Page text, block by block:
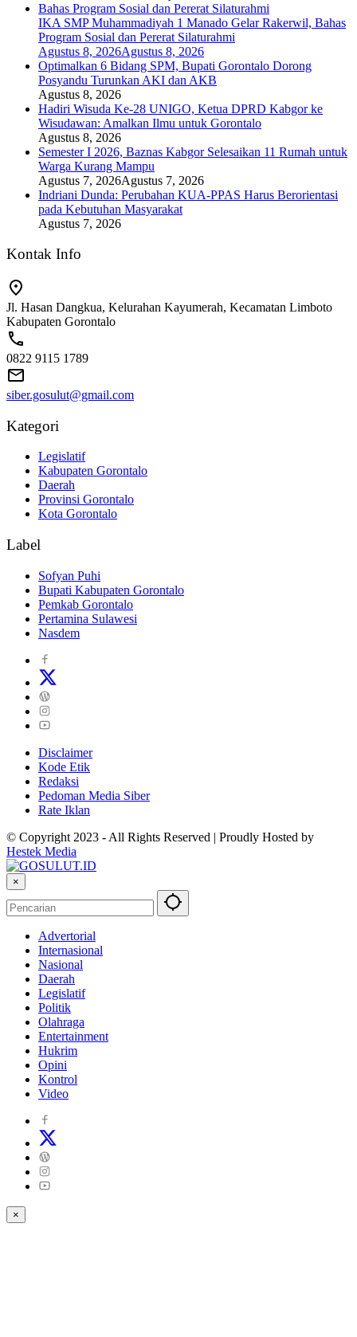
IKA SMP Muhammadiyah 1 Manado Gelar Rakerwil, Bahas
Program Sosial dan Pererat Silaturahmi
Agustus 8, 2026Agustus 8, 2026
Optimalkan 6 Bidang SPM, Bupati Gorontalo Dorong
Posyandu Turunkan AKI dan AKB
Agustus 8, 2026
Hadiri Wisuda Ke-28 UNIGO, Ketua DPRD Kabgor ke
Wisudawan: Amalkan Ilmu untuk Gorontalo
Agustus 8, 2026
Semester I 2026, Baznas Kabgor Selesaikan 11 Rumah untuk
Warga Kurang Mampu
Agustus 7, 2026Agustus 7, 2026
Indriani Dunda: Perubahan KUA-PPAS Harus Berorientasi
pada Kebutuhan Masyarakat
Agustus 7, 2026
Kontak Info
Jl. Hasan Dangkua, Kelurahan Kayumerah, Kecamatan Limboto
Kabupaten Gorontalo
0822 9115 1789
siber.gosulut@gmail.com
Kategori
Legislatif
Kabupaten Gorontalo
Daerah
Provinsi Gorontalo
Kota Gorontalo
Label
Sofyan Puhi
Bupati Kabupaten Gorontalo
Pemkab Gorontalo
Pertamina Sulawesi
Nasdem
Disclaimer
Kode Etik
Redaksi
Pedoman Media Siber
Rate Iklan
© Copyright 2023 - All Rights Reserved | Proudly Hosted by
Hestek Media
×
Advertorial
Internasional
Nasional
Daerah
Legislatif
Politik
Olahraga
Entertainment
Hukrim
Opini
Kontrol
Video
×